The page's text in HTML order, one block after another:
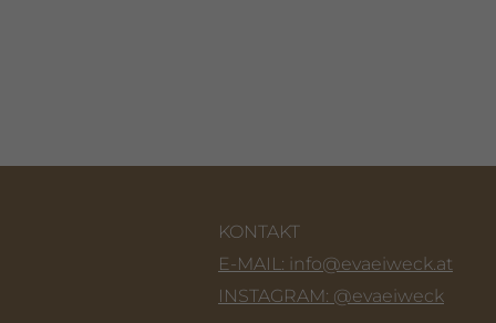
KONTAKT
E-MAIL: info@evaeiweck.at
INSTAGRAM: @evaeiweck